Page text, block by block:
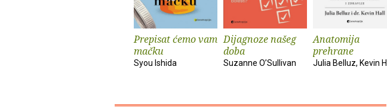
Prepisat ćemo vam
mačku
Syou Ishida
Dijagnoze našeg
doba
Suzanne O’Sullivan
Anatomija
prehrane
Julia Belluz, Kevin